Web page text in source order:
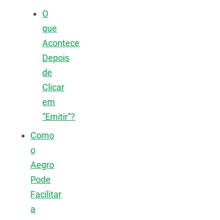
O
que
Acontece
Depois
de
Clicar
em
“Emitir”?
Como
o
Aegro
Pode
Facilitar
a